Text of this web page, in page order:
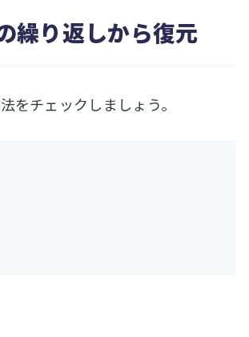
り返しから復元
をチェックしましょう。